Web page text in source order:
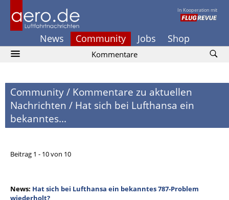
In Kooperation mit
News Community Jobs Shop
Kommentare
Community/ Kommentare zu aktuellen
Nachrichten / Hat sich bei Lufthansa ein
bekanntes...
Beitrag 1 - 10 von 10
News: Hat sich bei Lufthansa ein bekanntes 787-Problem
wiederholt?